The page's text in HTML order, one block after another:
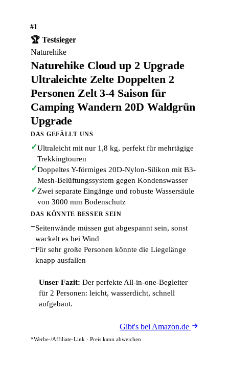
#1
🏆 Testsieger
Naturehike
Naturehike Cloud up 2 Upgrade
Ultraleichte Zelte Doppelten 2
Personen Zelt 3-4 Saison für
Camping Wandern 20D Waldgrün
Upgrade
DAS GEFÄLLT UNS
✓Ultraleicht mit nur 1,8 kg, perfekt für mehrtägige
Trekkingtouren
✓Doppeltes Y-förmiges 20D-Nylon-Silikon mit B3-
Mesh-Belüftungssystem gegen Kondenswasser
✓Zwei separate Eingänge und robuste Wassersäule
von 3000 mm Bodenschutz
DAS KÖNNTE BESSER SEIN
−Seitenwände müssen gut abgespannt sein, sonst
wackelt es bei Wind
−Für sehr große Personen könnte die Liegelänge
knapp ausfallen
Unser Fazit: Der perfekte All-in-one-Begleiter
für 2 Personen: leicht, wasserdicht, schnell
aufgebaut.
Gibt's bei Amazon.de
*Werbe-/Affiliate-Link · Preis kann abweichen